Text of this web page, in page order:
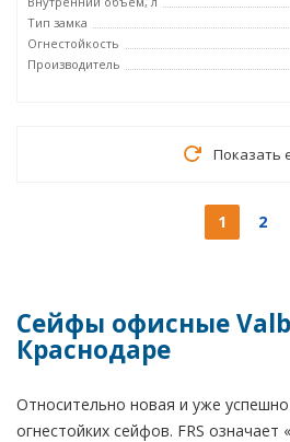
Тип замка
Огнестойкость
Производитель
Показать
1 2
Сейфы офисные
Краснодаре
Относительно новая и уже
огнестойких сейфов. FRS означает